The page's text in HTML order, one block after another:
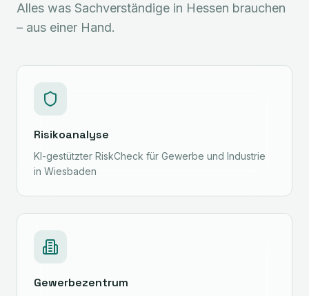
Alles was Sachverständige in Hessen brauchen
– aus einer Hand.
Risikoanalyse
KI-gestützter RiskCheck für Gewerbe und Industrie
in Wiesbaden
Gewerbezentrum